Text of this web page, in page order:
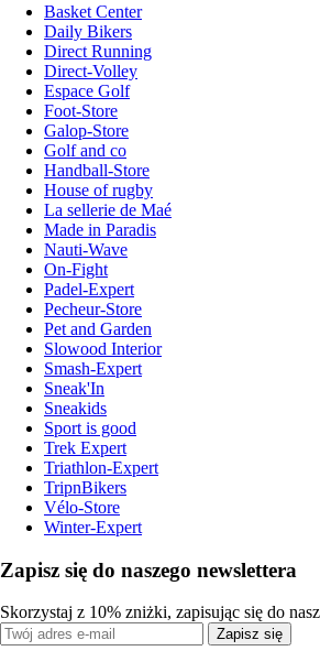
Basket Center
Daily Bikers
Direct Running
Direct-Volley
Espace Golf
Foot-Store
Galop-Store
Golf and co
Handball-Store
House of rugby
La sellerie de Maé
Made in Paradis
Nauti-Wave
On-Fight
Padel-Expert
Pecheur-Store
Pet and Garden
Slowood Interior
Smash-Expert
Sneak'In
Sneakids
Sport is good
Trek Expert
Triathlon-Expert
TripnBikers
Vélo-Store
Winter-Expert
Zapisz się do naszego newslettera
Skorzystaj z 10% zniżki, zapisując się do
Zapisz się